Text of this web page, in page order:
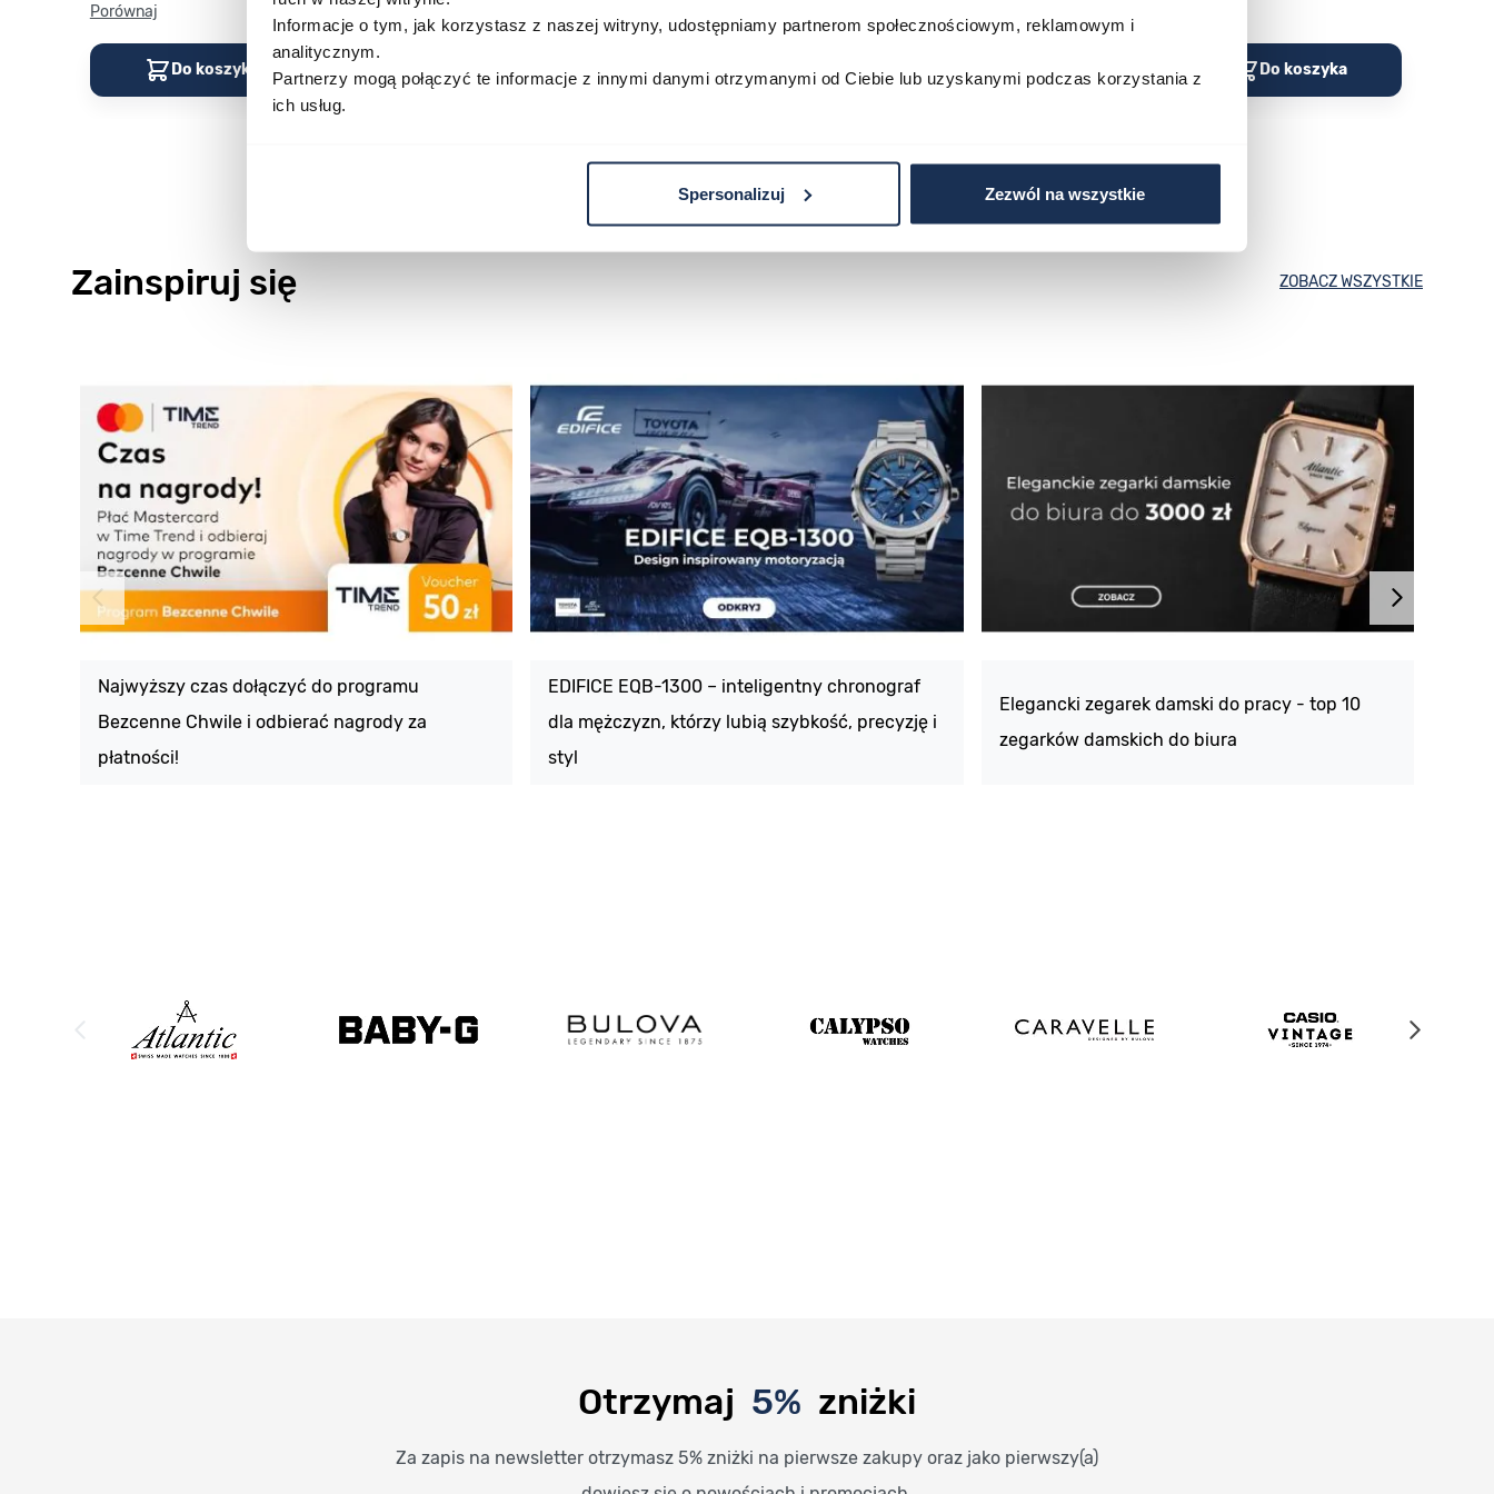
Informacje o tym, jak korzystasz z naszej witryny, udostępniamy partnerom społecznościowym, reklamowym i
analitycznym.
Partnerzy mogą połączyć te informacje z innymi danymi otrzymanymi od Ciebie lub uzyskanymi podczas korzystania z
ich usług.
Spersonalizuj Zezwól na wszystkie
Porównaj
Do koszyka
Porównaj
Do koszyka Do koszyka Do koszyka Do koszyka
Zainspiruj się ZOBACZ WSZYSTKIE
Najwyższy czas dołączyć do programu
Bezcenne Chwile i odbierać nagrody za
płatności!
EDIFICE EQB-1300 – inteligentny chronograf
dla mężczyzn, którzy lubią szybkość, precyzję i
styl
Elegancki zegarek damski do pracy - top 10
zegarków damskich do biura
Otrzymaj 5% zniżki
Za zapis na newsletter otrzymasz 5% zniżki na pierwsze zakupy oraz jako pierwszy(a)